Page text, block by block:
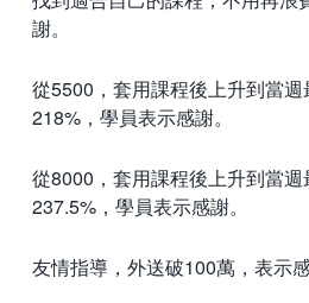
謝。
從5500，套用課程後上升到當
218%，學員表示感謝。
從8000，套用課程後上升到當
237.5%，學員表示感謝。
友情指導，外送破100萬，表示感